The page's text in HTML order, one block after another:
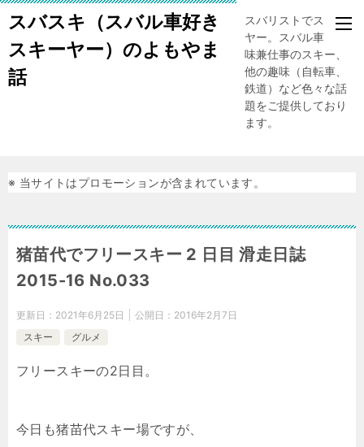
スバスキ（スバル車好き
スキーヤー）のよもやま
話
スバリストでスキー
ヤー。スバル車、趣
味兼仕事のスキー、
他の趣味（自転車、
鉄道）など色々な話
題をご提供しており
ます。
※ 当サイトはプロモーションが含まれています。
猪苗代でフリースキー 2 日目 滑走日誌
2015-16 No.033
更新日： 2021年6月25日 公開日： 2016年2月7日
スキー
グルメ
フリースキーの2日目。
今日も猪苗代スキー場ですが、